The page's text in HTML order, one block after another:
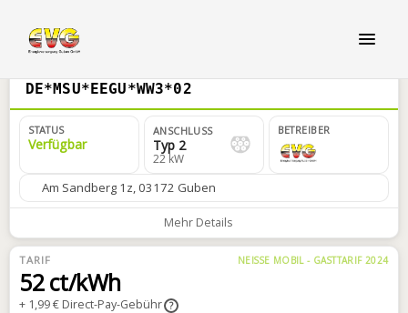
DE*MSU*EEGU*WW3*02
STATUS
Verfügbar
ANSCHLUSS
Typ 2
22 kW
BETREIBER
Am Sandberg 1z, 03172 Guben
Mehr Details
TARIF NEISSE MOBIL - GASTTARIF 2024
52 ct/kWh
+ 1,99 € Direct-Pay-Gebühr ?